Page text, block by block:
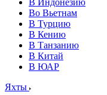
В Индонезию
Во Вьетнам
В Турцию
В Кению
В Танзанию
В Китай
В ЮАР
Яхты